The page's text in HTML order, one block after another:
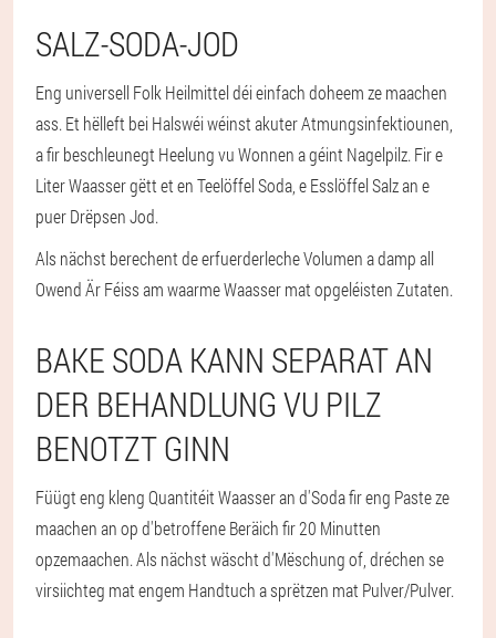
SALZ-SODA-JOD
Eng universell Folk Heilmittel déi einfach doheem ze maachen
ass. Et hëlleft bei Halswéi wéinst akuter Atmungsinfektiounen,
a fir beschleunegt Heelung vu Wonnen a géint Nagelpilz. Fir e
Liter Waasser gëtt et en Teelöffel Soda, e Esslöffel Salz an e
puer Drëpsen Jod.
Als nächst berechent de erfuerderleche Volumen a damp all
Owend Är Féiss am waarme Waasser mat opgeléisten Zutaten.
BAKE SODA KANN SEPARAT AN
DER BEHANDLUNG VU PILZ
BENOTZT GINN
Füügt eng kleng Quantitéit Waasser an d'Soda fir eng Paste ze
maachen an op d'betroffene Beräich fir 20 Minutten
opzemaachen. Als nächst wäscht d'Mëschung of, dréchen se
virsiichteg mat engem Handtuch a sprëtzen mat Pulver/Pulver.